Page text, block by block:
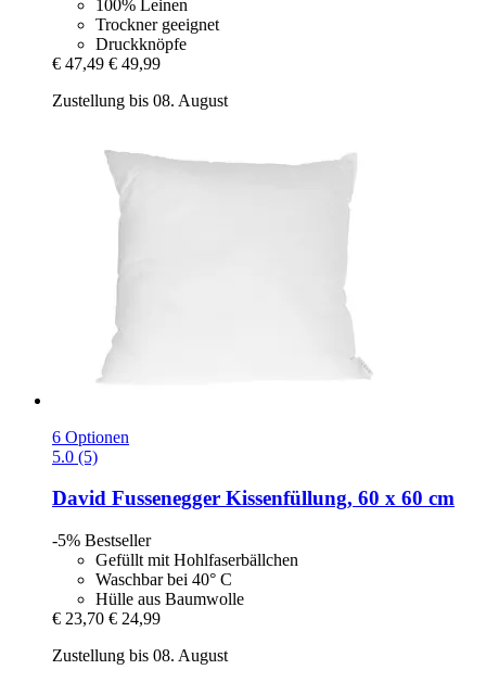
100% Leinen
Trockner geeignet
Druckknöpfe
€ 47,49 € 49,99
Zustellung bis 08. August
6 Optionen
5.0 (5)
David Fussenegger Kissenfüllung, 60 x 60 cm
-5% Bestseller
Gefüllt mit Hohlfaserbällchen
Waschbar bei 40° C
Hülle aus Baumwolle
€ 23,70 € 24,99
Zustellung bis 08. August